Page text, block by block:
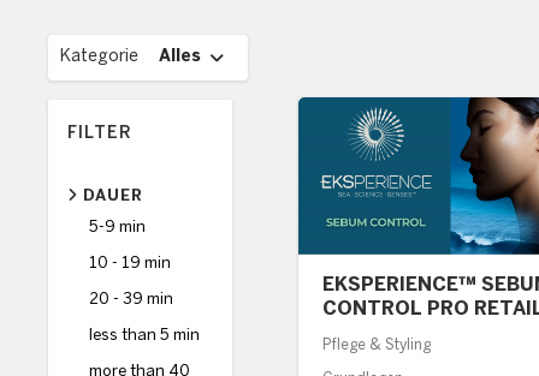
Kategorie Alles
Aufklappen
FILTER
DAUER
5-9 min
10 - 19 min
20 - 39 min
less than 5 min
more than 40
EKSPERIENCE™
CONTROL PRO
Pflege & Styling